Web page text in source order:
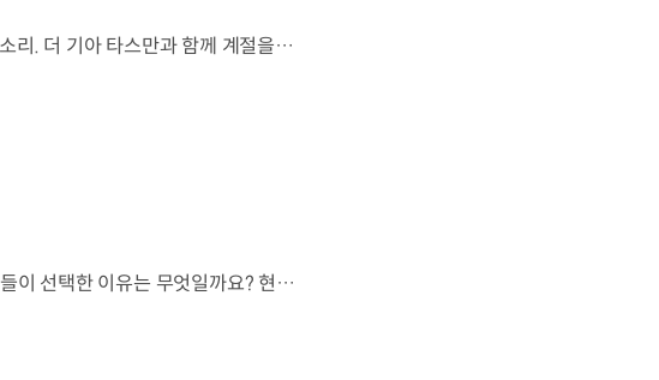
살랑이는 억새와 새들의 지저귐,선선한 가을이 찾아오는 소리. 더 기아 타스만과 함께 계절을 만나보세요. 🎧 *본 영상은 AI를 활용해 제작했습니다. #기아 #더기아타스만 #타스만 #가을 #입추 #Tasman #ASMR
현대자동차 하이브리드 누적 판매 500만 대.많은 운전자들이 선택한 이유는 무엇일까요? 현대진행형 팟캐스트 EP.21에서 확인하세요.📻 #현대자동차그룹 #현대진행형 #모빌리티팟캐스트 #하이브리드 #연료 #미래모빌리티 #모빌리티